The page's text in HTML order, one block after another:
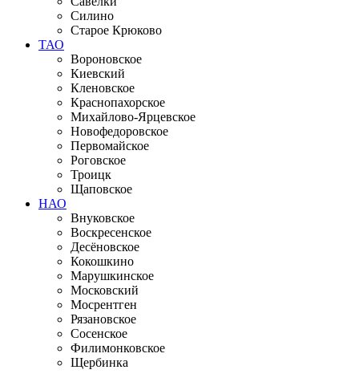
Силино
Старое Крюково
ТАО
Вороновское
Киевский
Кленовское
Краснопахорское
Михайлово-Ярцевское
Новофедоровское
Первомайское
Роговское
Троицк
Щаповское
НАО
Внуковское
Воскресенское
Десёновское
Кокошкино
Марушкинское
Московский
Мосрентген
Рязановское
Сосенское
Филимонковское
Щербинка